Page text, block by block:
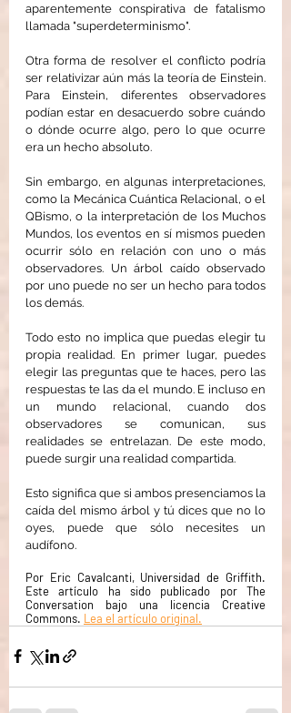
aparentemente conspirativa de fatalismo
llamada "superdeterminismo".
Otra forma de resolver el conflicto podría
ser relativizar aún más la teoría de Einstein.
Para Einstein, diferentes observadores
podían estar en desacuerdo sobre cuándo
o dónde ocurre algo, pero lo que ocurre
era un hecho absoluto.
Sin embargo, en algunas interpretaciones,
como la Mecánica Cuántica Relacional, o el
QBismo, o la interpretación de los Muchos
Mundos, los eventos en sí mismos pueden
ocurrir sólo en relación con uno o más
observadores. Un árbol caído observado
por uno puede no ser un hecho para todos
los demás.
Todo esto no implica que puedas elegir tu
propia realidad. En primer lugar, puedes
elegir las preguntas que te haces, pero las
respuestas te las da el mundo. E incluso en
un mundo relacional, cuando dos
observadores se comunican, sus
realidades se entrelazan. De este modo,
puede surgir una realidad compartida.
Esto significa que si ambos presenciamos la
caída del mismo árbol y tú dices que no lo
oyes, puede que sólo necesites un
audífono.
Por Eric Cavalcanti, Universidad de Griffith.
Este artículo ha sido publicado por The
Conversation bajo una licencia Creative
Commons. Lea el artículo original.